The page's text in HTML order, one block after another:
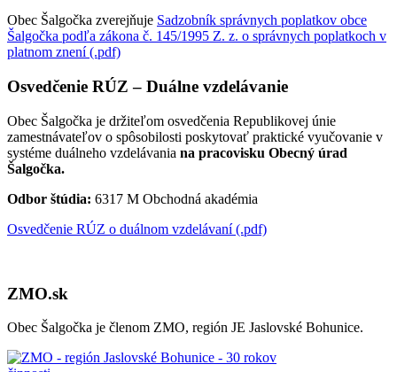
Obec Šalgočka zverejňuje Sadzobník správnych poplatkov obce
Šalgočka podľa zákona č. 145/1995 Z. z. o správnych poplatkoch v
platnom znení (.pdf)
Osvedčenie RÚZ – Duálne vzdelávanie
Obec Šalgočka je držiteľom osvedčenia Republikovej únie
zamestnávateľov o spôsobilosti poskytovať praktické vyučovanie v
systéme duálneho vzdelávania na pracovisku Obecný úrad
Šalgočka.
Odbor štúdia: 6317 M Obchodná akadémia
Osvedčenie RÚZ o duálnom vzdelávaní (.pdf)
ZMO.sk
Obec Šalgočka je členom ZMO, región JE Jaslovské Bohunice.